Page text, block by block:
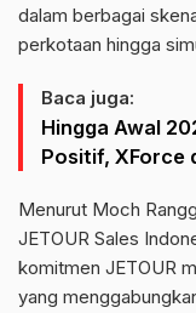
dalam berbagai
perkotaan hingga
Baca juga:
Hingga Awal
Positif, XForce
Menurut Moch
JETOUR Sales
komitmen JETOUR
yang